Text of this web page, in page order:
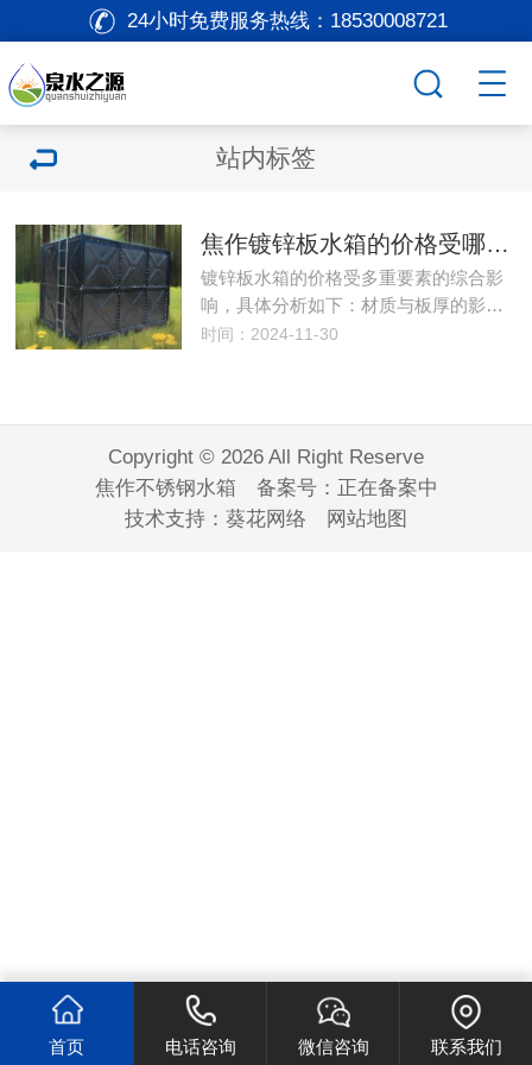
24小时免费服务热线： 18530008721
站内标签
焦作镀锌板水箱的价格受哪些因素影响？
镀锌板水箱的价格受多重要素的综合影
响，具体分析如下：材质与板厚的影…
时间：2024-11-30
Copyright © 2026 All Right Reserve
焦作不锈钢水箱 备案号： 正在备案中
技术支持： 葵花网络 网站地图
首页 电话咨询 微信咨询 联系我们